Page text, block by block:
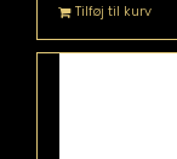
Tilføj til kurv